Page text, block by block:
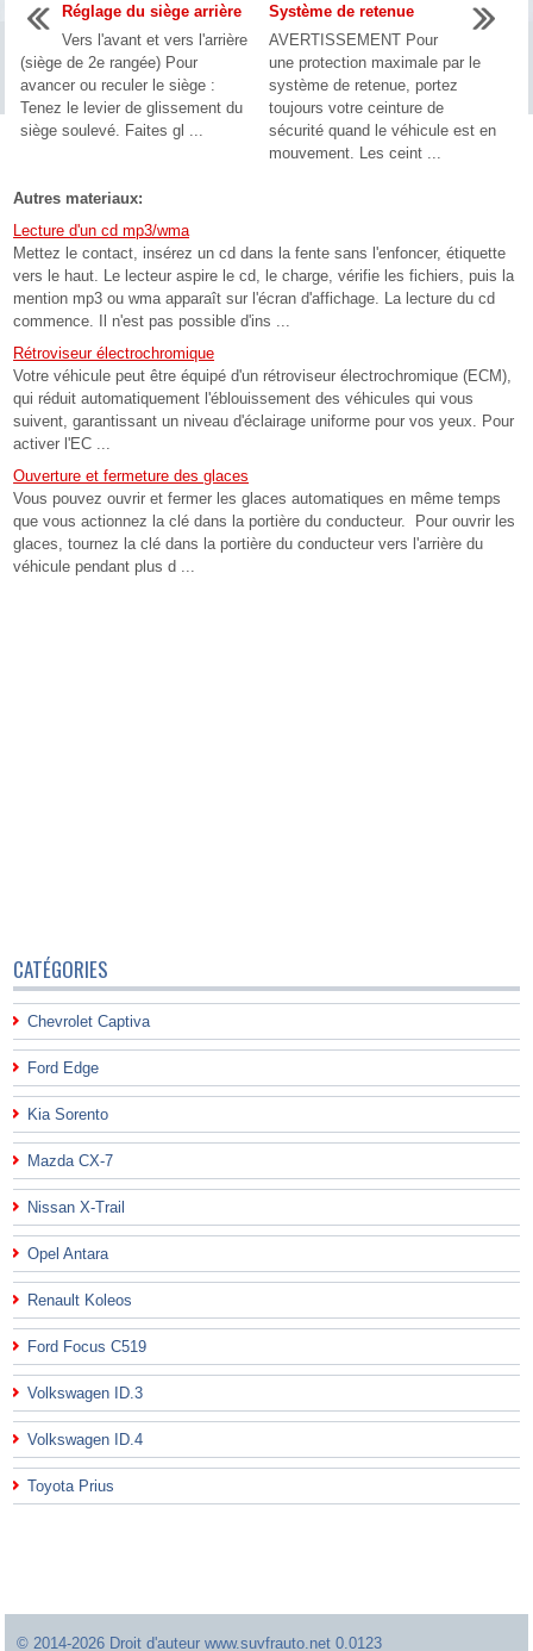
Réglage du siège arrière
Vers l'avant et vers l'arrière
(siège de 2e rangée) Pour
avancer ou reculer le siège :
Tenez le levier de glissement du
siège soulevé. Faites gl ...
Système de retenue
AVERTISSEMENT Pour
une protection maximale par le
système de retenue, portez
toujours votre ceinture de
sécurité quand le véhicule est en
mouvement. Les ceint ...
Autres materiaux:
Lecture d'un cd mp3/wma
Mettez le contact, insérez un cd dans la fente sans l'enfoncer, étiquette
vers le haut. Le lecteur aspire le cd, le charge, vérifie les fichiers, puis la
mention mp3 ou wma apparaît sur l'écran d'affichage. La lecture du cd
commence. Il n'est pas possible d'ins ...
Rétroviseur électrochromique
Votre véhicule peut être équipé d'un rétroviseur électrochromique (ECM),
qui réduit automatiquement l'éblouissement des véhicules qui vous
suivent, garantissant un niveau d'éclairage uniforme pour vos yeux. Pour
activer l'EC ...
Ouverture et fermeture des glaces
Vous pouvez ouvrir et fermer les glaces automatiques en même temps
que vous actionnez la clé dans la portière du conducteur. Pour ouvrir les
glaces, tournez la clé dans la portière du conducteur vers l'arrière du
véhicule pendant plus d ...
CATÉGORIES
Chevrolet Captiva
Ford Edge
Kia Sorento
Mazda CX-7
Nissan X-Trail
Opel Antara
Renault Koleos
Ford Focus C519
Volkswagen ID.3
Volkswagen ID.4
Toyota Prius
© 2014-2026 Droit d'auteur www.suvfrauto.net 0.0123